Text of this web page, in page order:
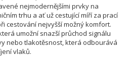
nejmodernějšími prvky na
trhu a ať už cestující míří za prací
cestování nejvyšší možný komfort.
umožní snazší průchod signálu
nebo tlakotěsnost, která odbourává
vlaků.